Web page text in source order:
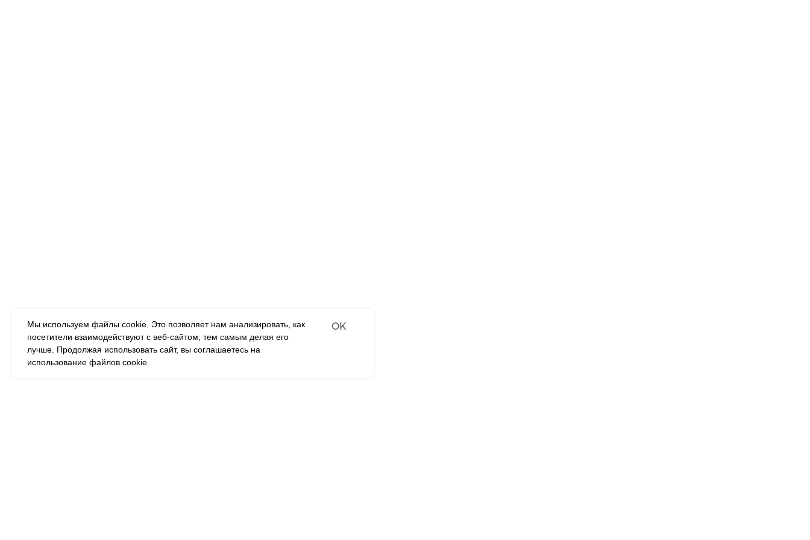
Мы используем файлы cookie. Это позволяет нам анализировать, как
посетители взаимодействуют с веб-сайтом, тем самым делая его
лучше. Продолжая использовать сайт, вы соглашаетесь на
использование файлов cookie.
OK